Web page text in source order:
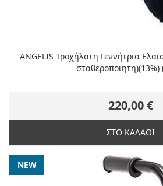
ANGELIS Τροχήλατη Γεννήτρια
σταθεροποιητη)(13%)
220,00 €
ΣΤΟ ΚΑΛΑΘΙ
NEW